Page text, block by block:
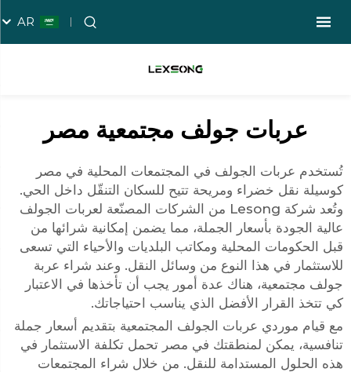
AR
عربات جولف مجتمعية مصر
تُستخدم عربات الجولف في المجتمعات المحلية في مصر
كوسيلة نقل خضراء ومريحة تتيح للسكان التنقّل داخل الحي.
وتُعد شركة Lesong من الشركات المصنّعة لعربات الجولف
عالية الجودة بأسعار الجملة، مما يضمن إمكانية شرائها من
قبل الحكومات المحلية ومكاتب البلديات والأحياء التي تسعى
للاستثمار في هذا النوع من وسائل النقل. وعند شراء عربة
جولف مجتمعية، هناك عدة أمور يجب أن تأخذها في الاعتبار
كي تتخذ القرار الأفضل الذي يناسب احتياجاتك.
مع قيام موردي عربات الجولف المجتمعية بتقديم أسعار جملة
تنافسية، يمكن لمنطقتك في مصر تحمل تكلفة الاستثمار في
هذه الحلول المستدامة للنقل. من خلال شراء المجتمعات